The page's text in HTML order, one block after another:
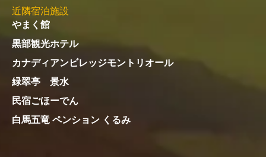
近隣宿泊施設
やまく館
黒部観光ホテル
カナディアンビレッジモントリオール
緑翠亭 景水
民宿ごほーでん
白馬五竜 ペンション くるみ